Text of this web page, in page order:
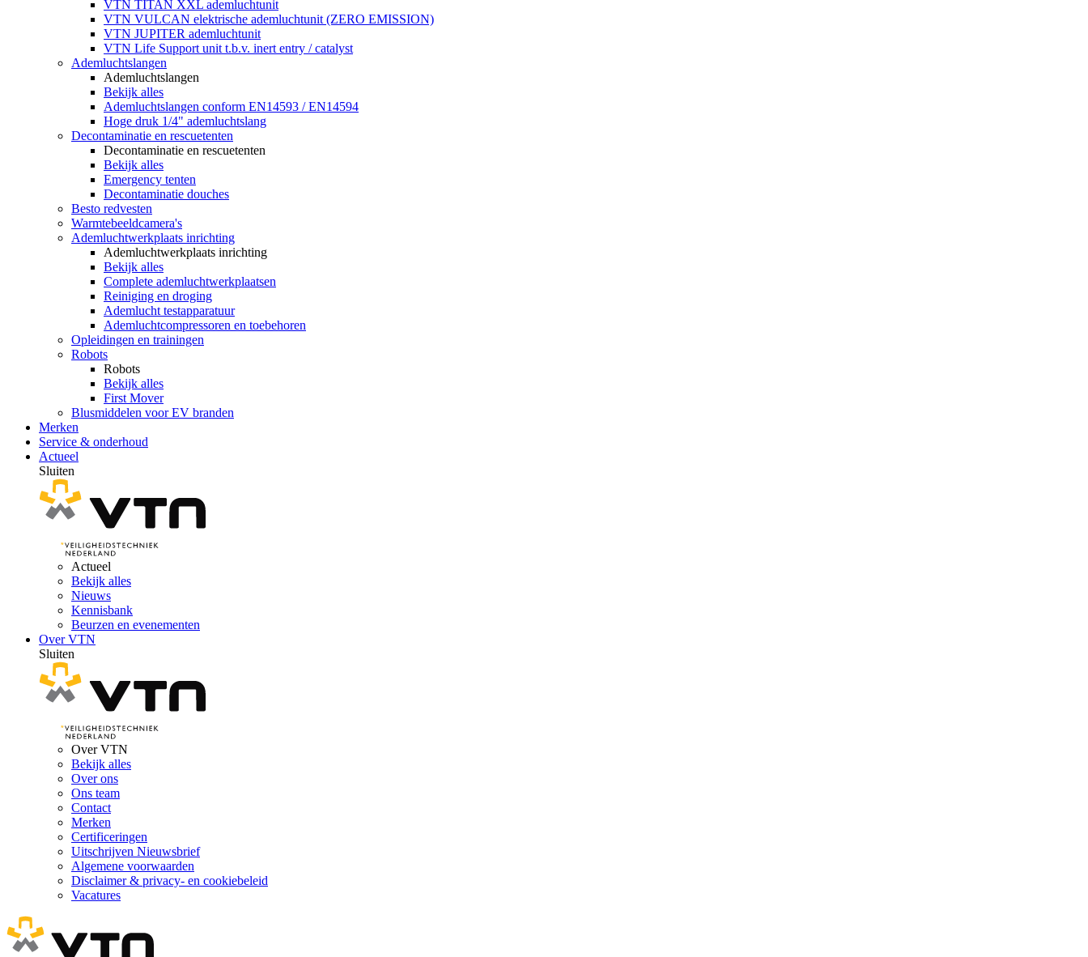
VTN TITAN XXL ademluchtunit
VTN VULCAN elektrische ademluchtunit (ZERO EMISSION)
VTN JUPITER ademluchtunit
VTN Life Support unit t.b.v. inert entry / catalyst
Ademluchtslangen
Ademluchtslangen
Bekijk alles
Ademluchtslangen conform EN14593 / EN14594
Hoge druk 1/4" ademluchtslang
Decontaminatie en rescuetenten
Decontaminatie en rescuetenten
Bekijk alles
Emergency tenten
Decontaminatie douches
Besto redvesten
Warmtebeeldcamera's
Ademluchtwerkplaats inrichting
Ademluchtwerkplaats inrichting
Bekijk alles
Complete ademluchtwerkplaatsen
Reiniging en droging
Ademlucht testapparatuur
Ademluchtcompressoren en toebehoren
Opleidingen en trainingen
Robots
Robots
Bekijk alles
First Mover
Blusmiddelen voor EV branden
Merken
Service & onderhoud
Actueel
Sluiten
Actueel
Bekijk alles
Nieuws
Kennisbank
Beurzen en evenementen
Over VTN
Sluiten
Over VTN
Bekijk alles
Over ons
Ons team
Contact
Merken
Certificeringen
Uitschrijven Nieuwsbrief
Algemene voorwaarden
Disclaimer & privacy- en cookiebeleid
Vacatures